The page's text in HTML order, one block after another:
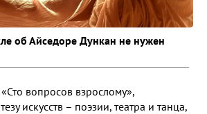
об Айседоре Дункан не нужен
вопросов взрослому»,
искусств – поэзии, театра и танца,